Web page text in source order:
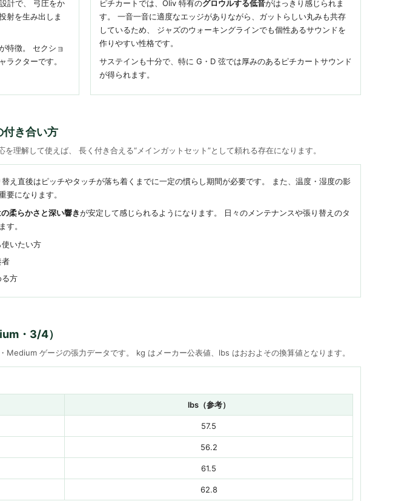
計で、 弓圧をか
射を生み出しま
特徴。 セクショ
ラクターです。
ピチカートでは、Oliv 特有のグロウルする低音がはっきり感じられま
す。 一音一音に適度なエッジがありながら、ガットらしい丸みも共存
しているため、 ジャズのウォーキングラインでも個性あるサウンドを
作りやすい性格です。
サステインも十分で、特に G・D 弦では厚みのあるピチカートサウンド
が得られます。
付き合い方
理解して使えば、 長く付き合える“メインガットセット”として頼れる存在になります。
え直後はピッチやタッチが落ち着くまでに一定の慣らし期間が必要です。 また、温度・湿度の影
要になります。
柔らかさと深い響きが安定して感じられるようになります。 日々のメンテナンスや張り替えのタ
す。
いたい方
者
る方
・3/4）
Medium ゲージの張力データです。 kg はメーカー公表値、lbs はおおよその換算値となります。
lbs（参考）
57.5
56.2
61.5
62.8